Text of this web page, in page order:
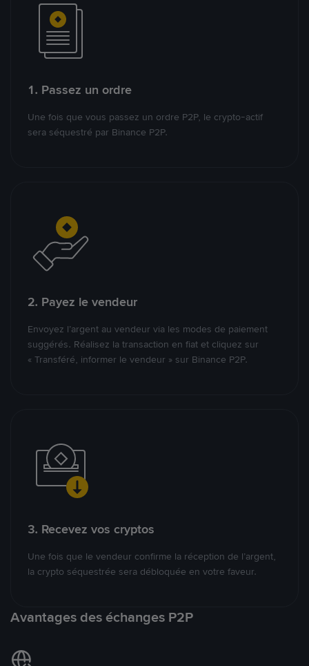
1. Passez un ordre
Une fois que vous passez un ordre P2P, le crypto-actif
sera séquestré par Binance P2P.
2. Payez le vendeur
Envoyez l’argent au vendeur via les modes de paiement
suggérés. Réalisez la transaction en fiat et cliquez sur
« Transféré, informer le vendeur » sur Binance P2P.
3. Recevez vos cryptos
Une fois que le vendeur confirme la réception de l’argent,
la crypto séquestrée sera débloquée en votre faveur.
Avantages des échanges P2P